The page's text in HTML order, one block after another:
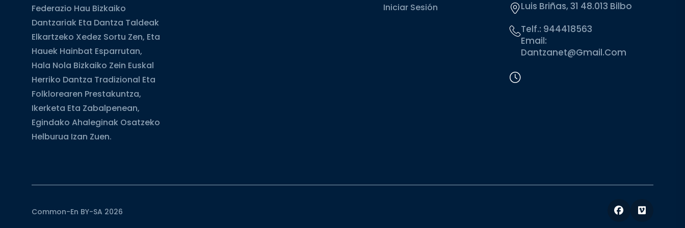
Federazio Hau Bizkaiko
Dantzariak Eta Dantza Taldeak
Elkartzeko Xedez Sortu Zen, Eta
Hauek Hainbat Esparrutan,
Hala Nola Bizkaiko Zein Euskal
Herriko Dantza Tradizional Eta
Folklorearen Prestakuntza,
Ikerketa Eta Zabalpenean,
Egindako Ahaleginak Osatzeko
Helburua Izan Zuen.
Iniciar Sesión
Luis Briñas, 31 48.013 Bilbo
Telf.: 944418563
Email:
Dantzanet@gmail.com
Common-En BY-SA 2026 Facebook
Vimeo